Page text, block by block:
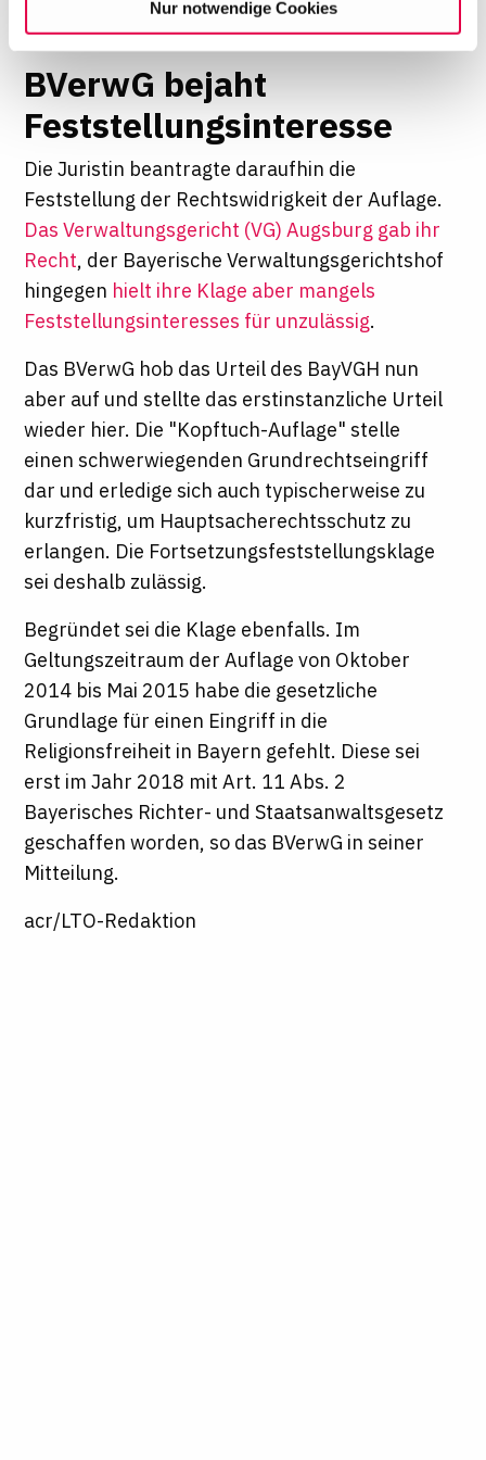
ein. Diese Auswahl können Sie jederzeit ändern oder
Ihre Einwilligung widerrufen, indem Sie am Ende der
Informationen finden Sie in unseren
Datenschutzhinweisen
Nur notwendige Cookies
BVerwG bejaht
Feststellungsinteresse
Die Juristin beantragte daraufhin die
Feststellung der Rechtswidrigkeit der Auflage.
Das Verwaltungsgericht (VG) Augsburg gab ihr
Recht, der Bayerische Verwaltungsgerichtshof
hingegen hielt ihre Klage aber mangels
Feststellungsinteresses für unzulässig.
Das BVerwG hob das Urteil des BayVGH nun
aber auf und stellte das erstinstanzliche Urteil
wieder hier. Die "Kopftuch-Auflage" stelle
einen schwerwiegenden Grundrechtseingriff
dar und erledige sich auch typischerweise zu
kurzfristig, um Hauptsacherechtsschutz zu
erlangen. Die Fortsetzungsfeststellungsklage
sei deshalb zulässig.
Begründet sei die Klage ebenfalls. Im
Geltungszeitraum der Auflage von Oktober
2014 bis Mai 2015 habe die gesetzliche
Grundlage für einen Eingriff in die
Religionsfreiheit in Bayern gefehlt. Diese sei
erst im Jahr 2018 mit Art. 11 Abs. 2
Bayerisches Richter- und Staatsanwaltsgesetz
geschaffen worden, so das BVerwG in seiner
Mitteilung.
acr/LTO-Redaktion